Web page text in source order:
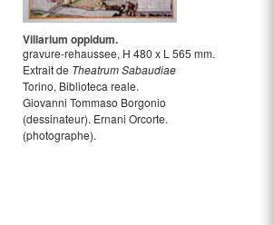
Villarium oppidum.
gravure-rehaussee, H 480 x L 565 mm.
Extrait de Theatrum Sabaudiae
Torino, Biblioteca reale.
Giovanni Tommaso Borgonio
(dessinateur). Ernani Orcorte.
(photographe).